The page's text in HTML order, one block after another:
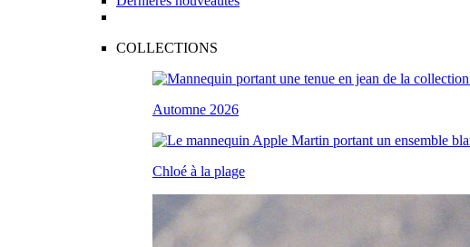
COLLECTIONS
Automne 2026
Chloé à la plage